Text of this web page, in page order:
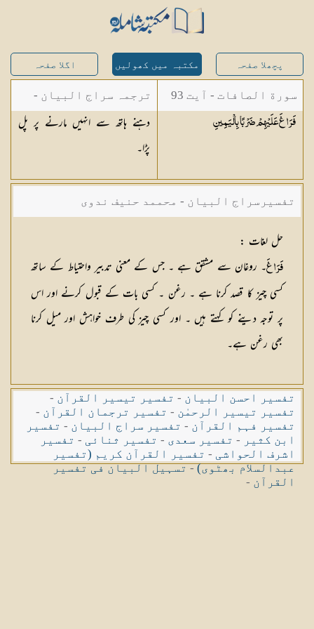
پچھلا صفحہ مکتبہ میں کھولیں اگلا صفحہ
سورة الصافات - آیت 93
فَرَاغَ عَلَيْهِمْ ضَرْبًابِالْيَمِينِ
ترجمہ سراج البیان -
مستفاد از ترجمتین
شاہ عبدالقادر دھلوی/
شاہ رفیع الدین دھلوی
دہنے ہاتھ سے انہیں مارنے پر پل
پڑا۔
تفسیرسراج البیان - محممد حنیف ندوی
حل لغات :
فَرَاغَ۔ روغان سے مشقق ہے ۔ جس کے معنی تدبیر واحتیاط کے ساتھ
کسی چیز کا قصد کرنا ہے ۔ رغن ۔ کسی بات کے قبول کرنے اور اس
پر توجہ دینے کو کہتے ہیں ۔ اور کسی چیز کی طرف خواہش اور میل کرنا
بھی رغن ہے۔
تفسیر احسن البیان - تفسیر تیسیر القرآن -
تفسیر تیسیر الرحمٰن - تفسیر ترجمان القرآن -
تفسیر فہم القرآن - تفسیر سراج البیان - تفسیر
ابن کثیر - تفسیر سعدی - تفسیر ثنائی - تفسیر
اشرف الحواشی - تفسیر القرآن کریم (تفسیر
عبدالسلام بھٹوی)-تسہیل البیان فی تفسیر
القرآن -